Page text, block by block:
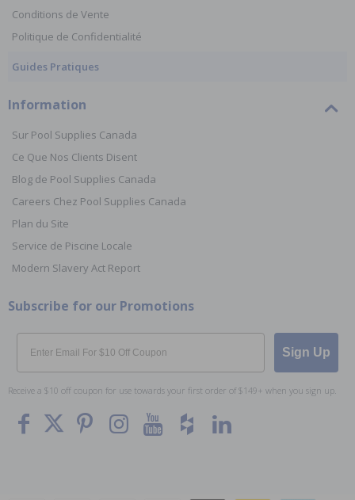
Conditions de Vente
Politique de Confidentialité
Guides Pratiques
Information
Sur Pool Supplies Canada
Ce Que Nos Clients Disent
Blog de Pool Supplies Canada
Careers Chez Pool Supplies Canada
Plan du Site
Service de Piscine Locale
Modern Slavery Act Report
Subscribe for our Promotions
Email
Sign Up
Receive a $10 off coupon for use towards your first order of $149+ when you sign up.